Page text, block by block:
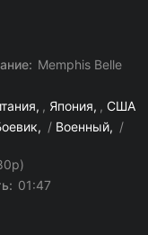
Memphis Belle
, Япония , США
/ Военный
/
01:47